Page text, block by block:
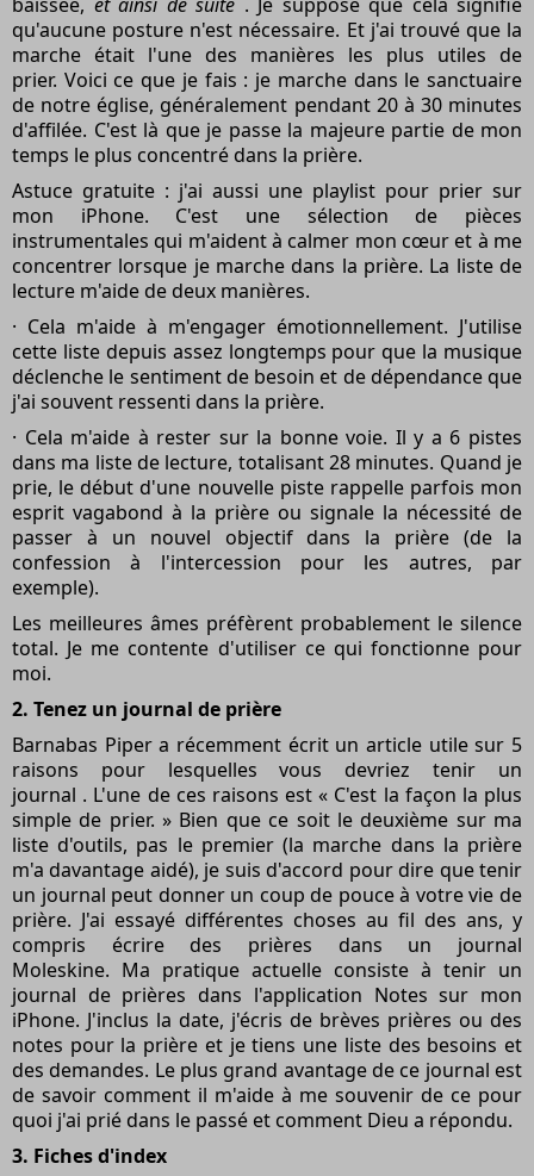
qu'aucune posture n'est nécessaire. Et j'ai trouvé que la
marche était l'une des manières les plus utiles de
prier. Voici ce que je fais : je marche dans le sanctuaire
de notre église, généralement pendant 20 à 30 minutes
d'affilée. C'est là que je passe la majeure partie de mon
temps le plus concentré dans la prière.
Astuce gratuite : j'ai aussi une playlist pour prier sur
mon iPhone. C'est une sélection de pièces
instrumentales qui m'aident à calmer mon cœur et à me
concentrer lorsque je marche dans la prière. La liste de
lecture m'aide de deux manières.
· Cela m'aide à m'engager émotionnellement. J'utilise
cette liste depuis assez longtemps pour que la musique
déclenche le sentiment de besoin et de dépendance que
j'ai souvent ressenti dans la prière.
· Cela m'aide à rester sur la bonne voie. Il y a 6 pistes
dans ma liste de lecture, totalisant 28 minutes. Quand je
prie, le début d'une nouvelle piste rappelle parfois mon
esprit vagabond à la prière ou signale la nécessité de
passer à un nouvel objectif dans la prière (de la
confession à l'intercession pour les autres, par
exemple).
Les meilleures âmes préfèrent probablement le silence
total. Je me contente d'utiliser ce qui fonctionne pour
moi.
2. Tenez un journal de prière
Barnabas Piper a récemment écrit un article utile sur 5
raisons pour lesquelles vous devriez tenir un
journal . L'une de ces raisons est « C'est la façon la plus
simple de prier. » Bien que ce soit le deuxième sur ma
liste d'outils, pas le premier (la marche dans la prière
m'a davantage aidé), je suis d'accord pour dire que tenir
un journal peut donner un coup de pouce à votre vie de
prière. J'ai essayé différentes choses au fil des ans, y
compris écrire des prières dans un journal
Moleskine. Ma pratique actuelle consiste à tenir un
journal de prières dans l'application Notes sur mon
iPhone. J'inclus la date, j'écris de brèves prières ou des
notes pour la prière et je tiens une liste des besoins et
des demandes. Le plus grand avantage de ce journal est
de savoir comment il m'aide à me souvenir de ce pour
quoi j'ai prié dans le passé et comment Dieu a répondu.
3. Fiches d'index